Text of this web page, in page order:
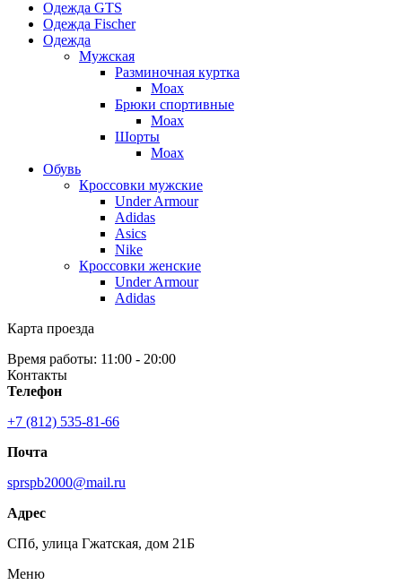
Одежда GTS
Одежда Fischer
Одежда
Мужская
Разминочная куртка
Moax
Брюки спортивные
Moax
Шорты
Moax
Обувь
Кроссовки мужские
Under Armour
Adidas
Asics
Nike
Кроссовки женские
Under Armour
Adidas
Карта проезда
Время работы: 11:00 - 20:00
Контакты
Телефон
+7 (812) 535-81-66
Почта
sprspb2000@mail.ru
Адрес
СПб, улица Гжатская, дом 21Б
Меню